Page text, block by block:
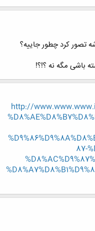
تصور کرد چطور جاییه؟
باشی مگه نه ؟!؟!
http://
87-